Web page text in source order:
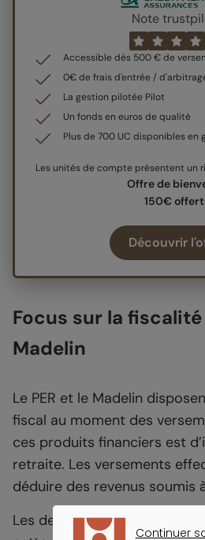
Note
Accessible dès 500 € de
0€ de frais d'entrée /
La gestion pilotée Pilot
Un fonds en euros de qualité
Plus de 700 UC disponibles en
Les unités de compte présentent un
Offre de
150€
Découvrir
Focus sur la fiscalité
Madelin
Le PER et le Madelin
fiscal au moment des
ces produits financiers est
retraite. Les versements
déduire des revenus soumis
Les deux dispositifs
Continuer